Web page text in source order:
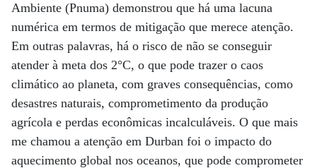
Ambiente (Pnuma) demonstrou que há uma lacuna
numérica em termos de mitigação que merece atenção.
Em outras palavras, há o risco de não se conseguir
atender à meta dos 2°C, o que pode trazer o caos
climático ao planeta, com graves consequências, como
desastres naturais, comprometimento da produção
agrícola e perdas econômicas incalculáveis. O que mais
me chamou a atenção em Durban foi o impacto do
aquecimento global nos oceanos, que pode comprometer